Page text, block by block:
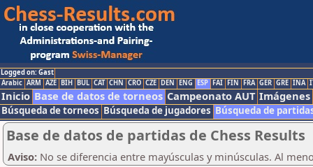
Logged on: Gast
Arabic ARM AZE BIH BUL CAT CHN CRO CZE DEN ENG ESP FAI FIN FRA GER GRE INA
Inicio Base de datos de torneos Campeonato AUT Imágenes
Búsqueda de torneos Búsqueda de jugadores Búsqueda de
Base de datos de partidas de Chess Results
Aviso: No se diferencia entre mayúsculas y minúsculas. Al